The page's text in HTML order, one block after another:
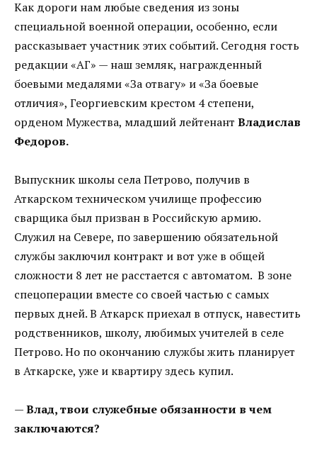
Как дороги нам любые сведения из зоны
специальной военной операции, особенно, если
рассказывает участник этих событий. Сегодня гость
редакции «АГ» — наш земляк, награжденный
боевыми медалями «За отвагу» и «За боевые
отличия», Георгиевским крестом 4 степени,
орденом Мужества, младший лейтенант Владислав
Федоров.
Выпускник школы села Петрово, получив в
Аткарском техническом училище профессию
сварщика был призван в Российскую армию.
Служил на Севере, по завершению обязательной
службы заключил контракт и вот уже в общей
сложности 8 лет не расстается с автоматом. В зоне
спецоперации вместе со своей частью с самых
первых дней. В Аткарск приехал в отпуск, навестить
родственников, школу, любимых учителей в селе
Петрово. Но по окончанию службы жить планирует
в Аткарске, уже и квартиру здесь купил.
—Влад, твои служебные обязанности в чем
заключаются?